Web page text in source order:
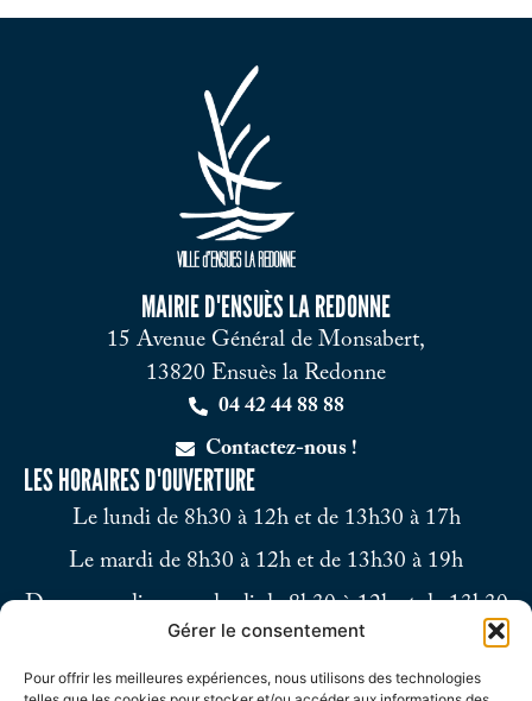
Gérer le consentement
Pour offrir les meilleures expériences, nous utilisons des technologies
MAIRIE D'ENSUÈS LA REDONNE
15 Avenue Général de Monsabert,
13820 Ensuès la Redonne
04 42 44 88 88
Contactez-nous !
LES HORAIRES D'OUVERTURE
Le lundi de 8h30 à 12h et de 13h30 à 17h
Le mardi de 8h30 à 12h et de 13h30 à 19h
Du mercredi au vendredi de 8h30 à 12h et de 13h30
Le samedi de 9h à 12h